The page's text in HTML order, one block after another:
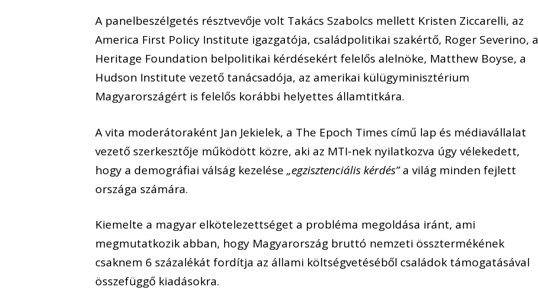
A panelbeszélgetés résztvevője volt Takács Szabolcs mellett Kristen Ziccarelli, az
America First Policy Institute igazgatója, családpolitikai szakértő, Roger Severino, a
Heritage Foundation belpolitikai kérdésekért felelős alelnöke, Matthew Boyse, a
Hudson Institute vezető tanácsadója, az amerikai külügyminisztérium
Magyarországért is felelős korábbi helyettes államtitkára.
A vita moderátoraként Jan Jekielek, a The Epoch Times című lap és médiavállalat
vezető szerkesztője működött közre, aki az MTI-nek nyilatkozva úgy vélekedett,
hogy a demográfiai válság kezelése„egzisztenciális kérdés”a világ minden fejlett
országa számára.
Kiemelte a magyar elkötelezettséget a probléma megoldása iránt, ami
megmutatkozik abban, hogy Magyarország bruttó nemzeti össztermékének
csaknem 6 százalékát fordítja az állami költségvetéséből családok támogatásával
összefüggő kiadásokra.